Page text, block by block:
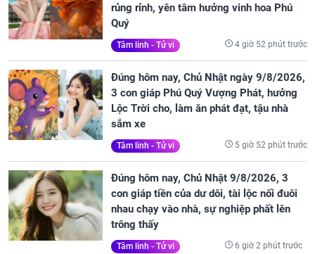
rủng rỉnh, yên tâm hưởng vinh hoa Phú
Quý
Tâm linh - Tử vi 4 giờ 52 phút trước
Đúng hôm nay, Chủ Nhật ngày 9/8/2026,
3 con giáp Phú Quý Vượng Phát, hưởng
Lộc Trời cho, làm ăn phát đạt, tậu nhà
sắm xe
Tâm linh - Tử vi 5 giờ 52 phút trước
Đúng hôm nay, Chủ Nhật 9/8/2026, 3
con giáp tiền của dư dôi, tài lộc nối đuôi
nhau chạy vào nhà, sự nghiệp phất lên
trông thấy
Tâm linh - Tử vi 6 giờ 2 phút trước